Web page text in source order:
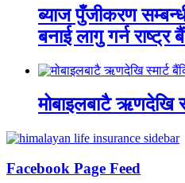
ब्याज पुँजीकरण
बनाई लागु गर्न राष्ट्र
मोबाइलबाटै ऋणदेखि
Facebook Page Feed